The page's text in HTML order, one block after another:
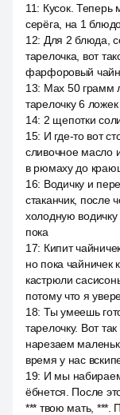
11: Кусок. Теперь
серёга, на 1
12: Для 2 блюда,
тарелочка, вот
фарфоровый
13: Max 50 грамм
тарелочку 6
14: 2 щепотки
15: И где-то вот
сливочное масло
в рюмаху до
16: Водичку и
стаканчик, после
холодную
пока
17: Кипит
но пока чайничек
кастрюли
потому что я
18: Ты умеешь
тарелочку. Вот
нарезаем
время у нас
19: И мы
ёбнется. После
*** твою мать, ***.